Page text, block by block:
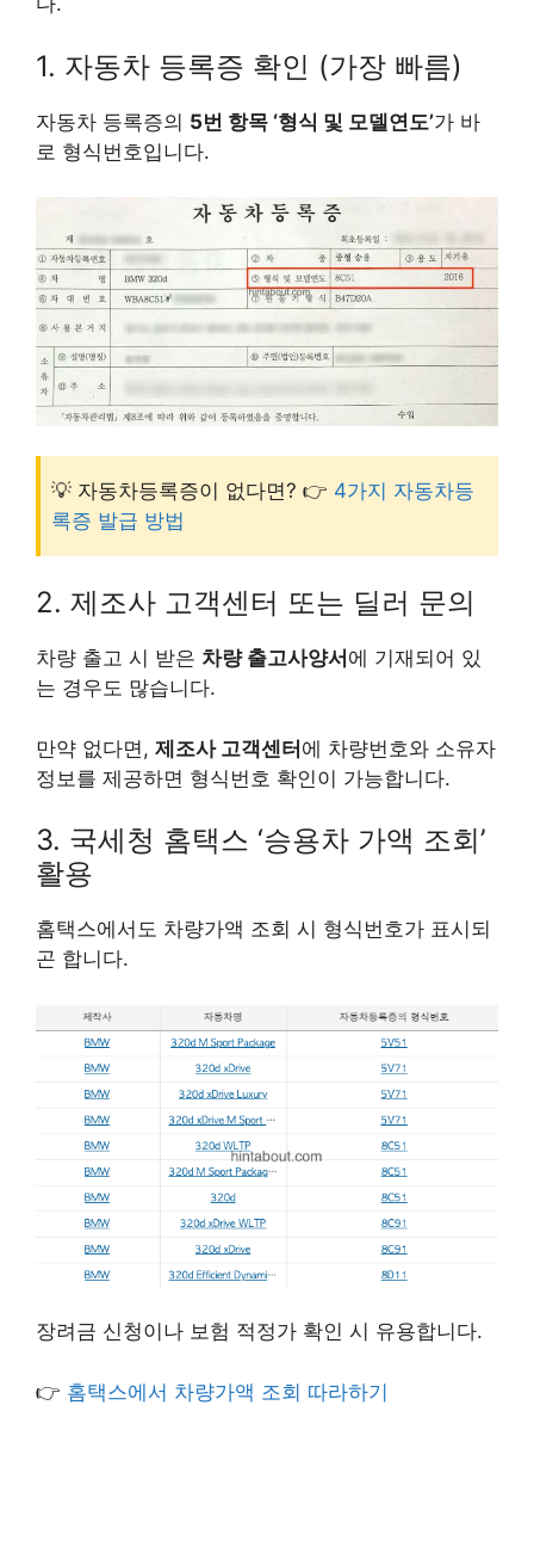
1. 자동차 등록증 확인 (가장 빠름)
자동차 등록증의 5번 항목 ‘형식 및 모델연도’가 바
로 형식번호입니다.
💡 자동차등록증이 없다면? 👉 4가지 자동차등
록증 발급 방법
2. 제조사 고객센터 또는 딜러 문의
차량 출고 시 받은 차량 출고사양서 에 기재되어 있
는 경우도 많습니다.
만약 없다면, 제조사 고객센터에 차량번호와 소유자
정보를 제공하면 형식번호 확인이 가능합니다.
3. 국세청 홈택스 ‘승용차 가액 조회’
활용
홈택스에서도 차량가액 조회 시 형식번호가 표시되
곤 합니다.
장려금 신청이나 보험 적정가 확인 시 유용합니다.
👉 홈택스에서 차량가액 조회 따라하기